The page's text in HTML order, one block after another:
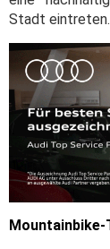
Stadt eintreten.
Mountainbike-